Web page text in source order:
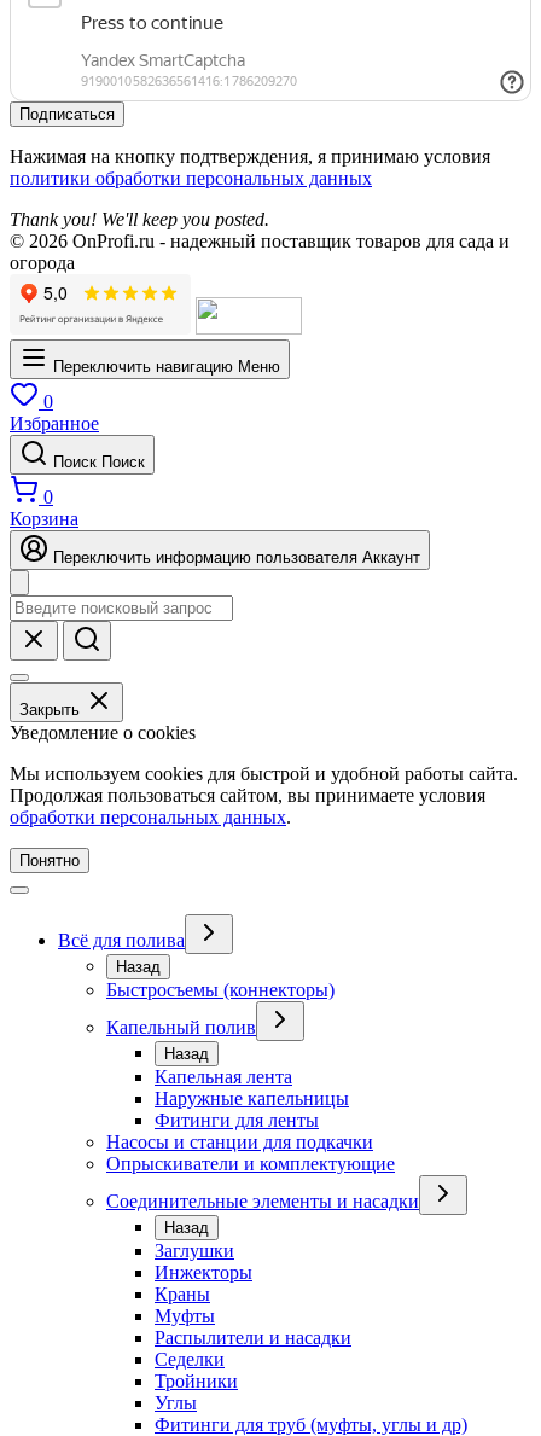
Подписаться
Нажимая на кнопку подтверждения, я принимаю условия
политики обработки персональных данных
Thank you! We'll keep you posted.
© 2026 OnProfi.ru - надежный поставщик товаров для сада и
огорода
Переключить навигацию Меню
0
Избранное
Поиск Поиск
0
Корзина
Переключить информацию пользователя Аккаунт
Закрыть
Уведомление о cookies
Мы используем cookies для быстрой и удобной работы сайта.
Продолжая пользоваться сайтом, вы принимаете условия
обработки персональных данных.
Понятно
Всё для полива
Назад
Быстросъемы (коннекторы)
Капельный полив
Назад
Капельная лента
Наружные капельницы
Фитинги для ленты
Насосы и станции для подкачки
Опрыскиватели и комплектующие
Соединительные элементы и насадки
Назад
Заглушки
Инжекторы
Краны
Муфты
Распылители и насадки
Седелки
Тройники
Углы
Фитинги для труб (муфты, углы и др)